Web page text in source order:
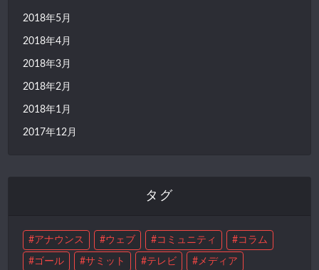
2018年5月
2018年4月
2018年3月
2018年2月
2018年1月
2017年12月
タグ
アナウンス ウェブ コミュニティ コラム
ゴール サミット テレビ メディア